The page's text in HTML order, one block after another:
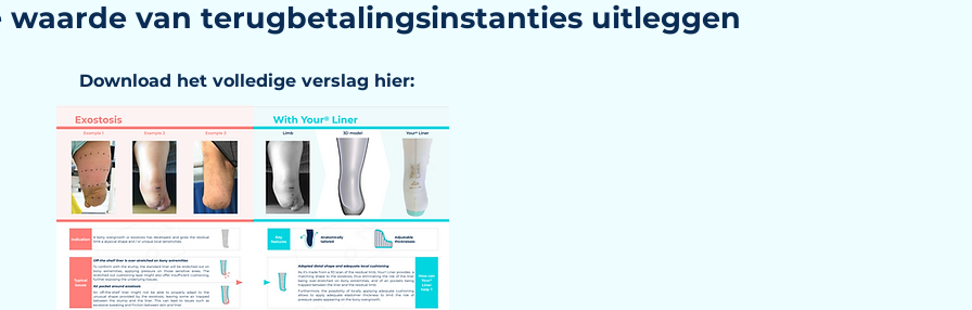
waarde van terugbetalingsinstanties uitleggen
Download het volledige verslag hier: